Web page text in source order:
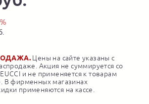
Цены на сайте указаны с
Акция не суммируется со
и не применяется к товарам
В фирменных магазинах
применяются на кассе.